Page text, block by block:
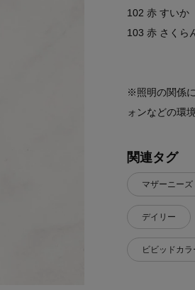
102 赤 すいか
103 赤 さくら
※照明の関係
ォンなどの環
関連タグ
マザーニーズ
デイリー
ビビッドカラ